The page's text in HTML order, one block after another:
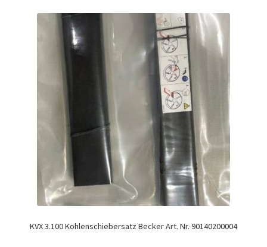
KVX 3.100 Kohlenschiebersatz Becker Art. Nr. 90140200004